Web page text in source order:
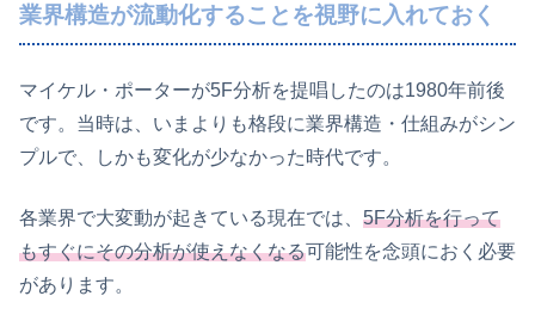
業界構造が流動化することを視野に入れておく
マイケル・ポーターが5F分析を提唱したのは1980年前後
です。当時は、いまよりも格段に業界構造・仕組みがシン
プルで、しかも変化が少なかった時代です。
各業界で大変動が起きている現在では、 5F分析を行って
もすぐにその分析が使えなくなる可能性を念頭におく必要
があります。